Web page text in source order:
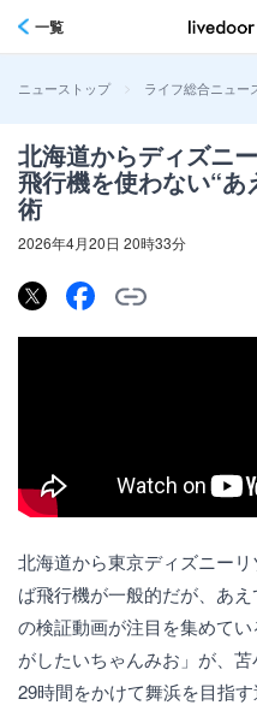
一覧
ニューストップ > ライフ総合ニュー
北海道からディズニ
飛行機を使わない“
術
2026年4月20日 20時33分
北海道から東京ディズニー
ば飛行機が一般的だが、あ
の検証動画が注目を集めて
がしたいちゃんみお」が、
29時間をかけて舞浜を目指